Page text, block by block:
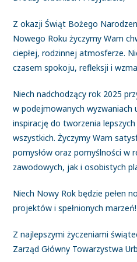
Z okazji Świąt Bożego
Nowego Roku życzymy Wam
ciepłej, rodzinnej atmosferze.
czasem spokoju, refleksji i
Niech nadchodzący rok 2025
w podejmowanych wyzwaniach
inspirację do tworzenia
wszystkich. Życzymy Wam
pomysłów oraz pomyślności w
zawodowych, jak i osobistych
Niech Nowy Rok będzie pełen
projektów i spełnionych marzeń!
Z najlepszymi życzeniami
Zarząd Główny Towarzystwa